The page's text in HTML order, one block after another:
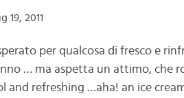
19, 2011
per qualcosa di fresco e
… ma aspetta un attimo, che
refreshing …aha! an ice